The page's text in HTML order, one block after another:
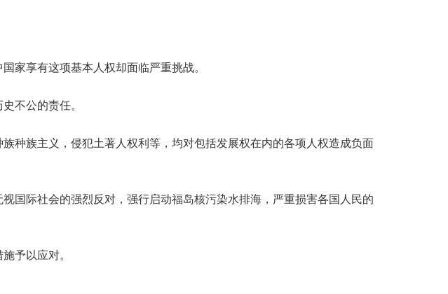
家享有这项基本人权却面临严重挑战。
不公的责任。
种族主义，侵犯土著人权利等，均对包括发展权在内的各项人权造成负面
国际社会的强烈反对，强行启动福岛核污染水排海，严重损害各国人民的
予以应对。